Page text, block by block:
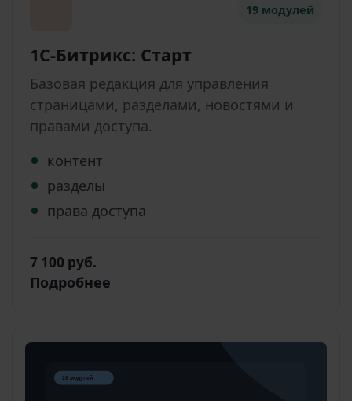
19 модулей
1С-Битрикс: Старт
Базовая редакция для управления
страницами, разделами, новостями и
правами доступа.
контент
разделы
права доступа
7 100 руб.
Подробнее